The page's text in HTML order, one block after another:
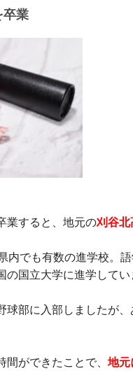
卒業
業すると、地元の刈谷北
内でも有数の進学校。
国立大学に進学してい
球部に入部しましたが
ができたことで、 地元